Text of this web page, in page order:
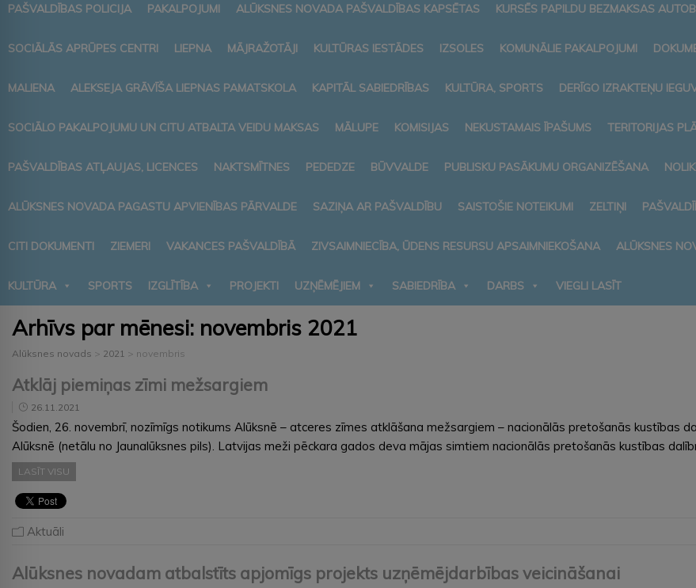
PAŠVALDĪBAS POLICIJA PAKALPOJUMI ALŪKSNES NOVADA PAŠVALDĪBAS KAPSĒTAS KURSĒS PAPILDU BEZMAKSAS
SOCIĀLĀS APRŪPES CENTRI LIEPNA MĀJRAŽOTĀJI KULTŪRAS IESTĀDES IZSOLES KOMUNĀLIE PAKALPOJUMI
MALIENA ALEKSEJA GRĀVĪŠA LIEPNAS PAMATSKOLA KAPITĀL SABIEDRĪBAS KULTŪRA, SPORTS DERĪGO IZRAKTEŅU
SOCIĀLO PAKALPOJUMU UN CITU ATBALTA VEIDU MAKSAS MĀLUPE KOMISIJAS NEKUSTAMAIS ĪPAŠUMS TERITORIJAS
PAŠVALDĪBAS ATĻAUJAS, LICENCES NAKTSMĪTNES PEDEDZE BŪVVALDE PUBLISKU PASĀKUMU ORGANIZĒŠANA
ALŪKSNES NOVADA PAGASTU APVIENĪBAS PĀRVALDE SAZIŅA AR PAŠVALDĪBU SAISTOŠIE NOTEIKUMI ZELTIŅI
CITI DOKUMENTI ZIEMERI VAKANCES PAŠVALDĪBĀ ZIVSAIMNIECĪBA, ŪDENS RESURSU APSAIMNIEKOŠANA ALŪKSNES
KULTŪRA SPORTS IZGLĪTĪBA PROJEKTI UZŅĒMĒJIEM SABIEDRĪBA DARBS VIEGLI LASĪT
Arhīvs par mēnesi: novembris 2021
Alūksnes novads > 2021 > novembris
Atklāj piemiņas zīmi mežsargiem
26.11.2021
Šodien, 26. novembrī, nozīmīgs notikums Alūksnē – atceres zīmes atklāšana mežsargiem – nacionālās pretošanās kustības
Alūksnē (netālu no Jaunalūksnes pils). Latvijas meži pēckara gados deva mājas simtiem nacionālās pretošanās kustības
LASĪT VISU
Aktuāli
Alūksnes novadam atbalstīts apjomīgs projekts uzņēmējdarbības veicināšanai